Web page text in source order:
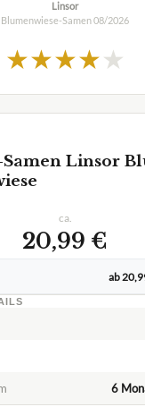
Linsor
Blumenwiese-Samen08/2026
★★★★★
Linsor
ca.
20,99 €
ab
6